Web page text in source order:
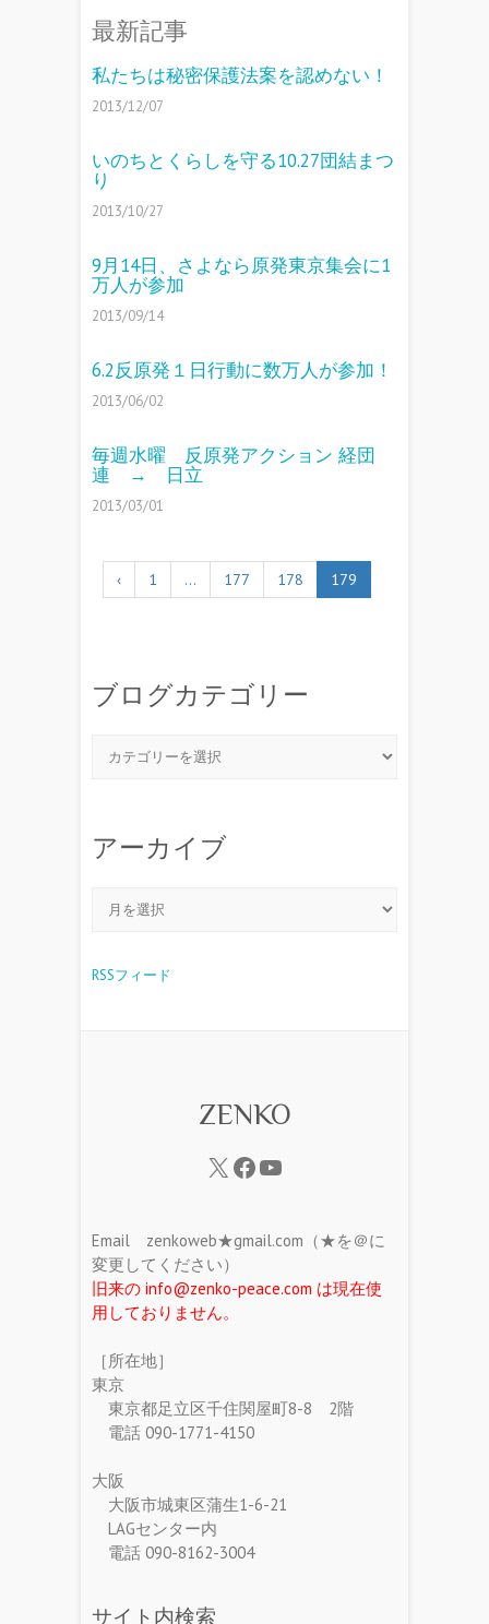
最新記事
私たちは秘密保護法案を認めない！
2013/12/07
いのちとくらしを守る10.27団結まつ
り
2013/10/27
9月14日、さよなら原発東京集会に1
万人が参加
2013/09/14
6.2反原発１日行動に数万人が参加！
2013/06/02
毎週水曜 反原発アクション 経団
連 → 日立
2013/03/01
‹ 1 … 177 178 179
ブログカテゴリー
アーカイブ
RSSフィード
ZENKO
Email zenkoweb★gmail.com（★を＠に
変更してください）
旧来の info@zenko-peace.com は現在使
用しておりません。
［所在地］
東京
東京都足立区千住関屋町8-8 2階
電話 090-1771-4150
大阪
大阪市城東区蒲生1-6-21
LAGセンター内
電話 090-8162-3004
サイト内検索